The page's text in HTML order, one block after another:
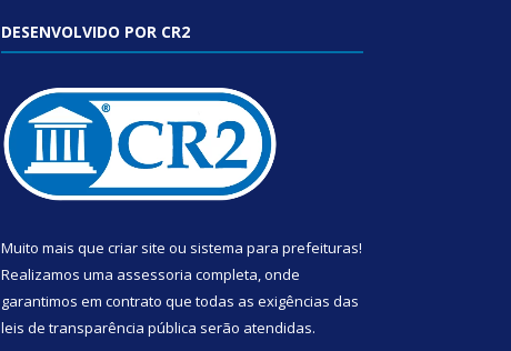
DESENVOLVIDO POR CR2
Muito mais que criar site ou sistema para prefeituras!
Realizamos uma assessoria completa, onde
garantimos em contrato que todas as exigências das
leis de transparência pública serão atendidas.